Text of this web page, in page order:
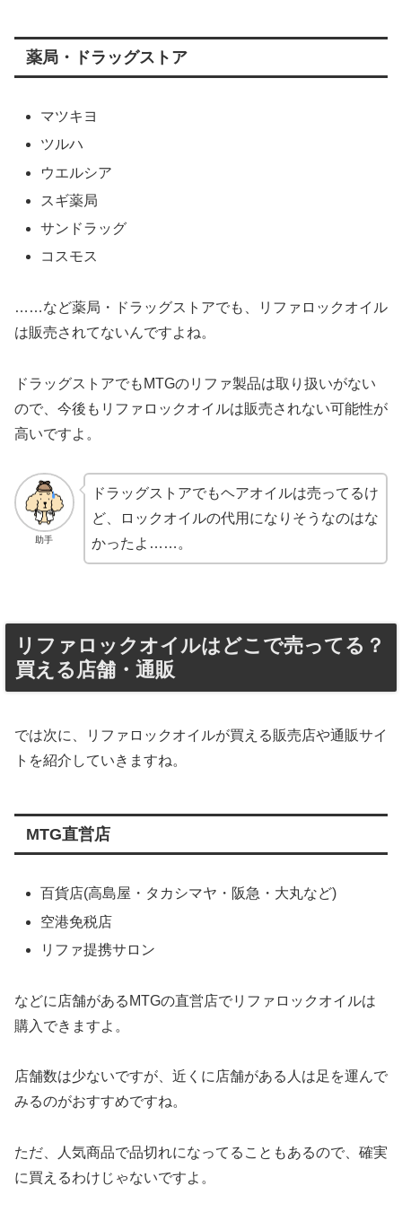
薬局・ドラッグストア
マツキヨ
ツルハ
ウエルシア
スギ薬局
サンドラッグ
コスモス
……など薬局・ドラッグストアでも、リファロックオイル
は販売されてないんですよね。
ドラッグストアでもMTGのリファ製品は取り扱いがない
ので、今後もリファロックオイルは販売されない可能性が
高いですよ。
助手
ドラッグストアでもヘアオイルは売ってるけ
ど、ロックオイルの代用になりそうなのはな
かったよ……。
リファロックオイルはどこで売ってる？
買える店舗・通販
では次に、リファロックオイルが買える販売店や通販サイ
トを紹介していきますね。
MTG直営店
百貨店(高島屋・タカシマヤ・阪急・大丸など)
空港免税店
リファ提携サロン
などに店舗があるMTGの直営店でリファロックオイルは
購入できますよ。
店舗数は少ないですが、近くに店舗がある人は足を運んで
みるのがおすすめですね。
ただ、人気商品で品切れになってることもあるので、確実
に買えるわけじゃないですよ。